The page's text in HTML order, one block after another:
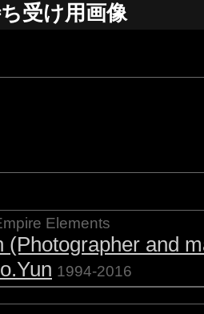
受け用画像
Elements
(Photographer and
1994-2016